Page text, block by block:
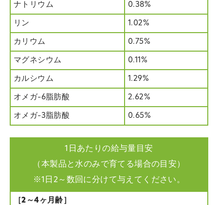
ナトリウム 0.38%
リン 1.02%
カリウム 0.75%
マグネシウム 0.11%
カルシウム 1.29%
オメガ-6脂肪酸 2.62%
オメガ-3脂肪酸 0.65%
1日あたりの給与量目安
（本製品と水のみで育てる場合の目安）
※1日2～数回に分けて与えてください。
［2～4ヶ月齢］